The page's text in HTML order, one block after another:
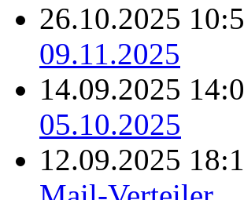
26.10.2025
09.11.2025
14.09.2025
05.10.2025
12.09.2025